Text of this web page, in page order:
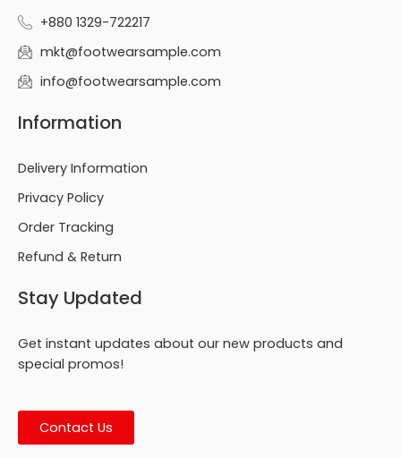
+880 1329-722217
mkt@footwearsample.com
info@footwearsample.com
Information
Delivery Information
Privacy Policy
Order Tracking
Refund & Return
Stay Updated
Get instant updates about our new products and
special promos!
Contact Us